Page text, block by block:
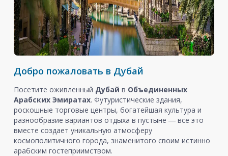
Добро пожаловать в Дубай
Посетите оживленный Дубай в Объединенных
Арабских Эмиратах. Футуристические здания,
роскошные торговые центры, богатейшая культура и
разнообразие вариантов отдыха в пустыне ― все это
вместе создает уникальную атмосферу
космополитичного города, знаменитого своим истинно
арабским гостеприимством.